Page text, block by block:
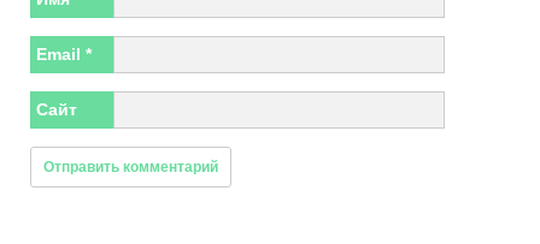
Email *
Сайт